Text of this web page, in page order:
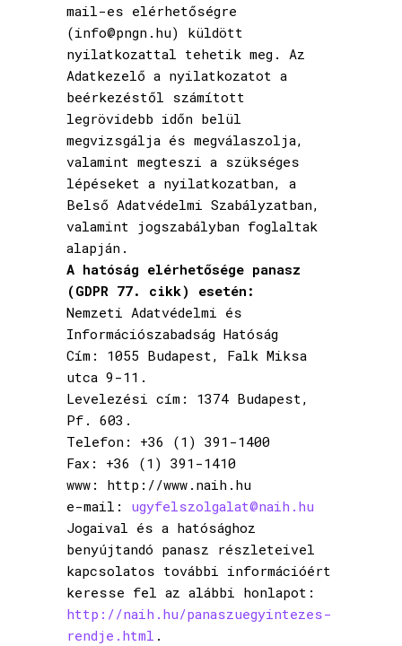
mail-es elérhetőségre
(info@pngn.hu) küldött
nyilatkozattal tehetik meg. Az
Adatkezelő a nyilatkozatot a
beérkezéstől számított
legrövidebb időn belül
megvizsgálja és megválaszolja,
valamint megteszi a szükséges
lépéseket a nyilatkozatban, a
Belső Adatvédelmi Szabályzatban,
valamint jogszabályban foglaltak
alapján.
A hatóság elérhetősége panasz
(GDPR 77. cikk) esetén:
Nemzeti Adatvédelmi és
Információszabadság Hatóság
Cím: 1055 Budapest, Falk Miksa
utca 9-11.
Levelezési cím: 1374 Budapest,
Pf. 603.
Telefon: +36 (1) 391-1400
Fax: +36 (1) 391-1410
www: http://www.naih.hu
e-mail: ugyfelszolgalat@naih.hu
Jogaival és a hatósághoz
benyújtandó panasz részleteivel
kapcsolatos további információért
keresse fel az alábbi honlapot:
http://naih.hu/panaszuegyintezes-
rendje.html .